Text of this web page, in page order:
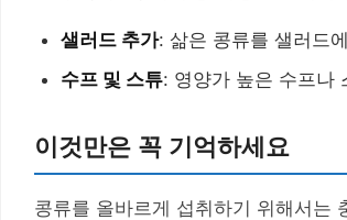
샐러드 추가: 삶은 콩류를 샐러드
수프 및 스튜: 영양가 높은 수프나
이것만은 꼭 기억하세요
콩류를 올바르게 섭취하기 위해서는